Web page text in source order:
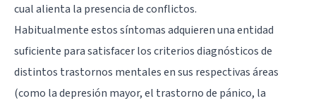
cual alienta la presencia de conflictos.
Habitualmente estos síntomas adquieren una entidad
suficiente para satisfacer los criterios diagnósticos de
distintos trastornos mentales en sus respectivas áreas
(como la depresión mayor, el trastorno de pánico, la